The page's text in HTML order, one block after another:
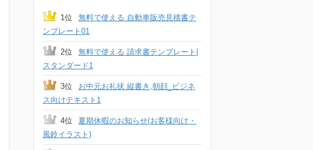
1位
無料で使える 自動車販売見積書テ
ンプレート01
2位
無料で使える 請求書テンプレート|
スタンダード1
3位
お中元お礼状 縦書き,朝顔_ビジネ
ス向けテキスト1
4位
夏期休暇のお知らせ(お客様向け・
風鈴イラスト)